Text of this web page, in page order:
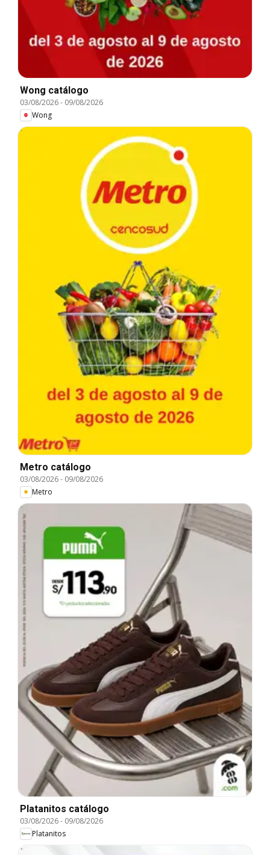
Wong catálogo
03/08/2026- 09/08/2026
Wong
Metro catálogo
03/08/2026- 09/08/2026
Metro
Platanitos catálogo
03/08/2026- 09/08/2026
Platanitos